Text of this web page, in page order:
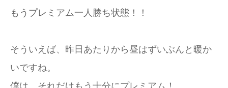
もうプレミアム一人勝ち状態！！
そういえば、昨日あたりから昼はずいぶんと暖か
いですね。
僕は、それだけもう十分にプレミアム！